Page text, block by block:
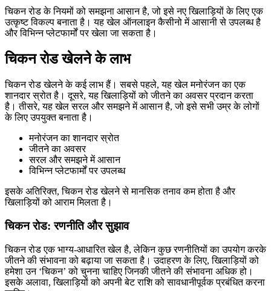
चिकन रोड के नियमों को समझना आसान है, जो इसे नए खिलाड़ियों के लिए एक
उत्कृष्ट विकल्प बनाता है। यह खेल ऑनलाइन कैसीनो में आसानी से उपलब्ध है
और विभिन्न प्लेटफार्मों पर खेला जा सकता है।
चिकन रोड खेलने के लाभ
चिकन रोड खेलने के कई लाभ हैं। सबसे पहले, यह खेल मनोरंजन का एक
शानदार स्रोत है। दूसरे, यह खिलाड़ियों को जीतने का अवसर प्रदान करता
है। तीसरे, यह खेल सरल और समझने में आसान है, जो इसे सभी उम्र के लोगों
के लिए उपयुक्त बनाता है।
मनोरंजन का शानदार स्रोत
जीतने का अवसर
सरल और समझने में आसान
विभिन्न प्लेटफार्मों पर उपलब्ध
इसके अतिरिक्त, चिकन रोड खेलने से मानसिक तनाव कम होता है और
खिलाड़ियों को आराम मिलता है।
चिकन रोड: रणनीति और सुझाव
चिकन रोड एक भाग्य-आधारित खेल है, लेकिन कुछ रणनीतियों का उपयोग करके
जीतने की संभावना को बढ़ाया जा सकता है। उदाहरण के लिए, खिलाड़ियों को
हमेशा उन ‘चिकन’ को चुनना चाहिए जिनकी जीतने की संभावना अधिक हो।
इसके अलावा, खिलाड़ियों को अपनी बेट राशि को सावधानीपूर्वक प्रबंधित करना